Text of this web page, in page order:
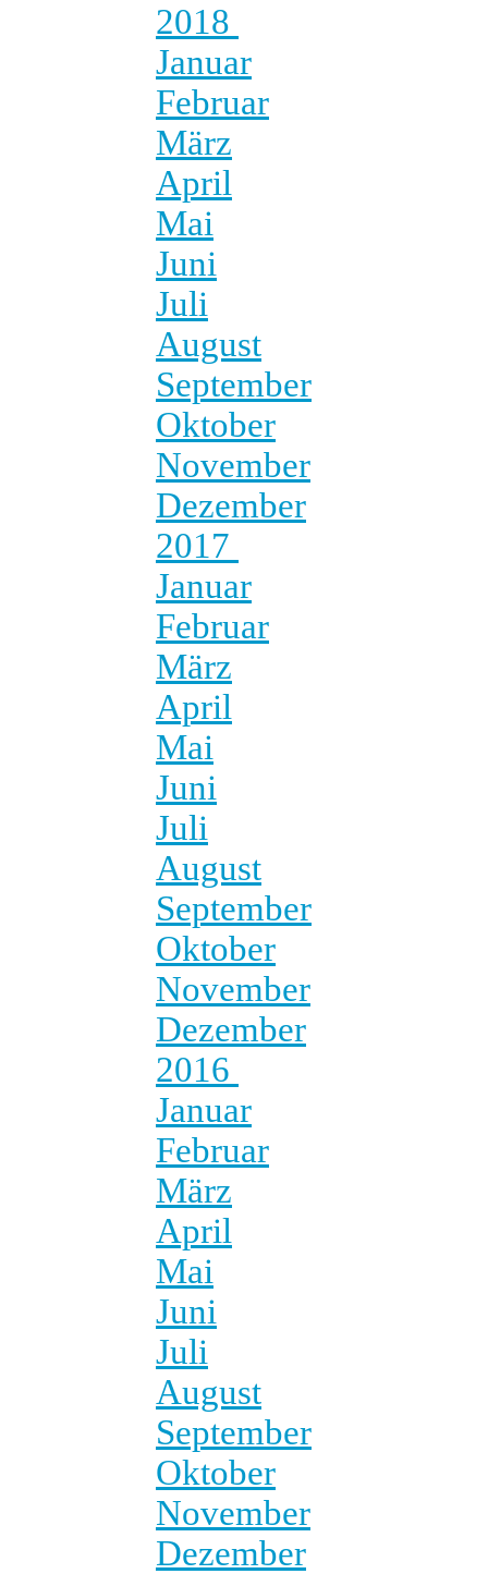
2018
Januar
Februar
März
April
Mai
Juni
Juli
August
September
Oktober
November
Dezember
2017
Januar
Februar
März
April
Mai
Juni
Juli
August
September
Oktober
November
Dezember
2016
Januar
Februar
März
April
Mai
Juni
Juli
August
September
Oktober
November
Dezember